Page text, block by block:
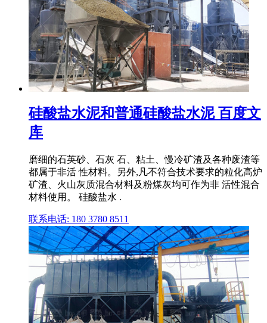
硅酸盐水泥和普通硅酸盐水泥 百度文
库
磨细的石英砂、石灰 石、粘土、慢冷矿渣及各种废渣等
都属于非活 性材料。另外,凡不符合技术要求的粒化高炉
矿渣、火山灰质混合材料及粉煤灰均可作为非 活性混合
材料使用。 硅酸盐水 .
联系电话: 180 3780 8511